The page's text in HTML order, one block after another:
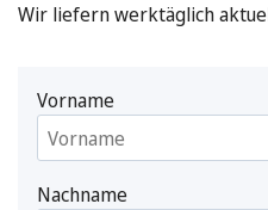
Wir liefern werktäglich
Vorname
Nachname